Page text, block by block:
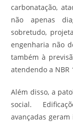
carbonatação,
não apenas
sobretudo,
engenharia não
também à
atendendo a NBR
Além disso, a
social.
avançadas